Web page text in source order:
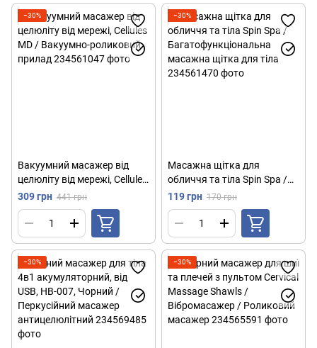
−30%
Вакуумний масажер від
целюліту від мережі, Cellules
MD / Вакуумно-роликовий
прилад
309 грн 441 грн
−30%
Масажна щітка для
обличчя та тіла Spin Spa /
Багатофункціональна
масажна щітка для тіла
119 грн 170 грн
−30% −30%